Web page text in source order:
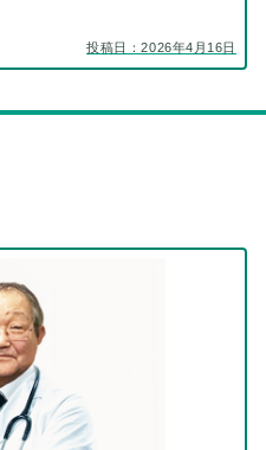
投稿日：2026年4月16日